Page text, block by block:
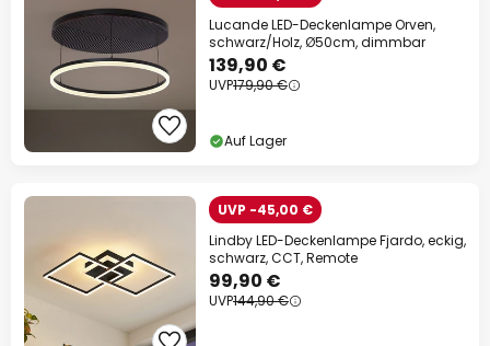
Lucande LED-Deckenlampe Orven,
schwarz/Holz, Ø50cm, dimmbar
139,90 €
UVP179,90 €
Auf Lager
UVP -45,00 €
Lindby LED-Deckenlampe Fjardo, eckig,
schwarz, CCT, Remote
99,90 €
UVP144,90 €